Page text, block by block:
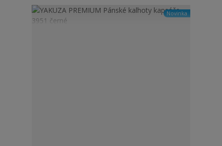
Novinka